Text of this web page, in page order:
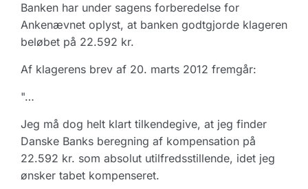
Banken har under sagens forberedelse for
Ankenævnet oplyst, at banken godtgjorde klageren
beløbet på 22.592 kr.
Af klagerens brev af 20. marts 2012 fremgår:
"…
Jeg må dog helt klart tilkendegive, at jeg finder
Danske Banks beregning af kompensation på
22.592 kr. som absolut utilfredsstillende, idet jeg
ønsker tabet kompenseret.